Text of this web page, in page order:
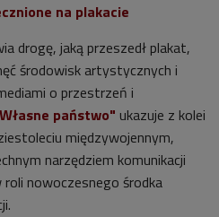
na plakacie
drogę, jaką przeszedł plakat,
środowisk artystycznych i
o przestrzeń i
państwo" ukazuje z kolei
międzywojennym,
narzędziem komunikacji
nowoczesnego środka